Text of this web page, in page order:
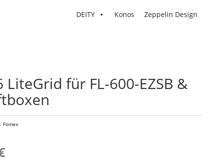
Zeppelin Design
Konos
DEITY
LiteGrid für FL-600-EZSB &
Fomex
Aktueller